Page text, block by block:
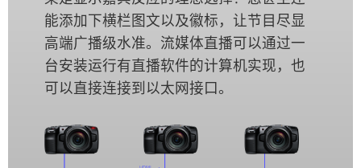
能添加下横栏图文以及徽标，让节目尽显
高端广播级水准。流媒体直播可以通过一
台安装运行有直播软件的计算机实现，也
可以直接连接到以太网接口。